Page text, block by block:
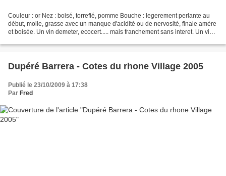
Couleur : or Nez : boisé, torrefié, pomme Bouche : legerement perlante au
début, molle, grasse avec un manque d'acidité ou de nervosité, finale amère
et boisée. Un vin demeter, ecocert..... mais franchement sans interet. Un vin
Dupéré Barrera - Cotes du rhone Village 2005
Publié le 23/10/2009 à 17:38
Par Fred